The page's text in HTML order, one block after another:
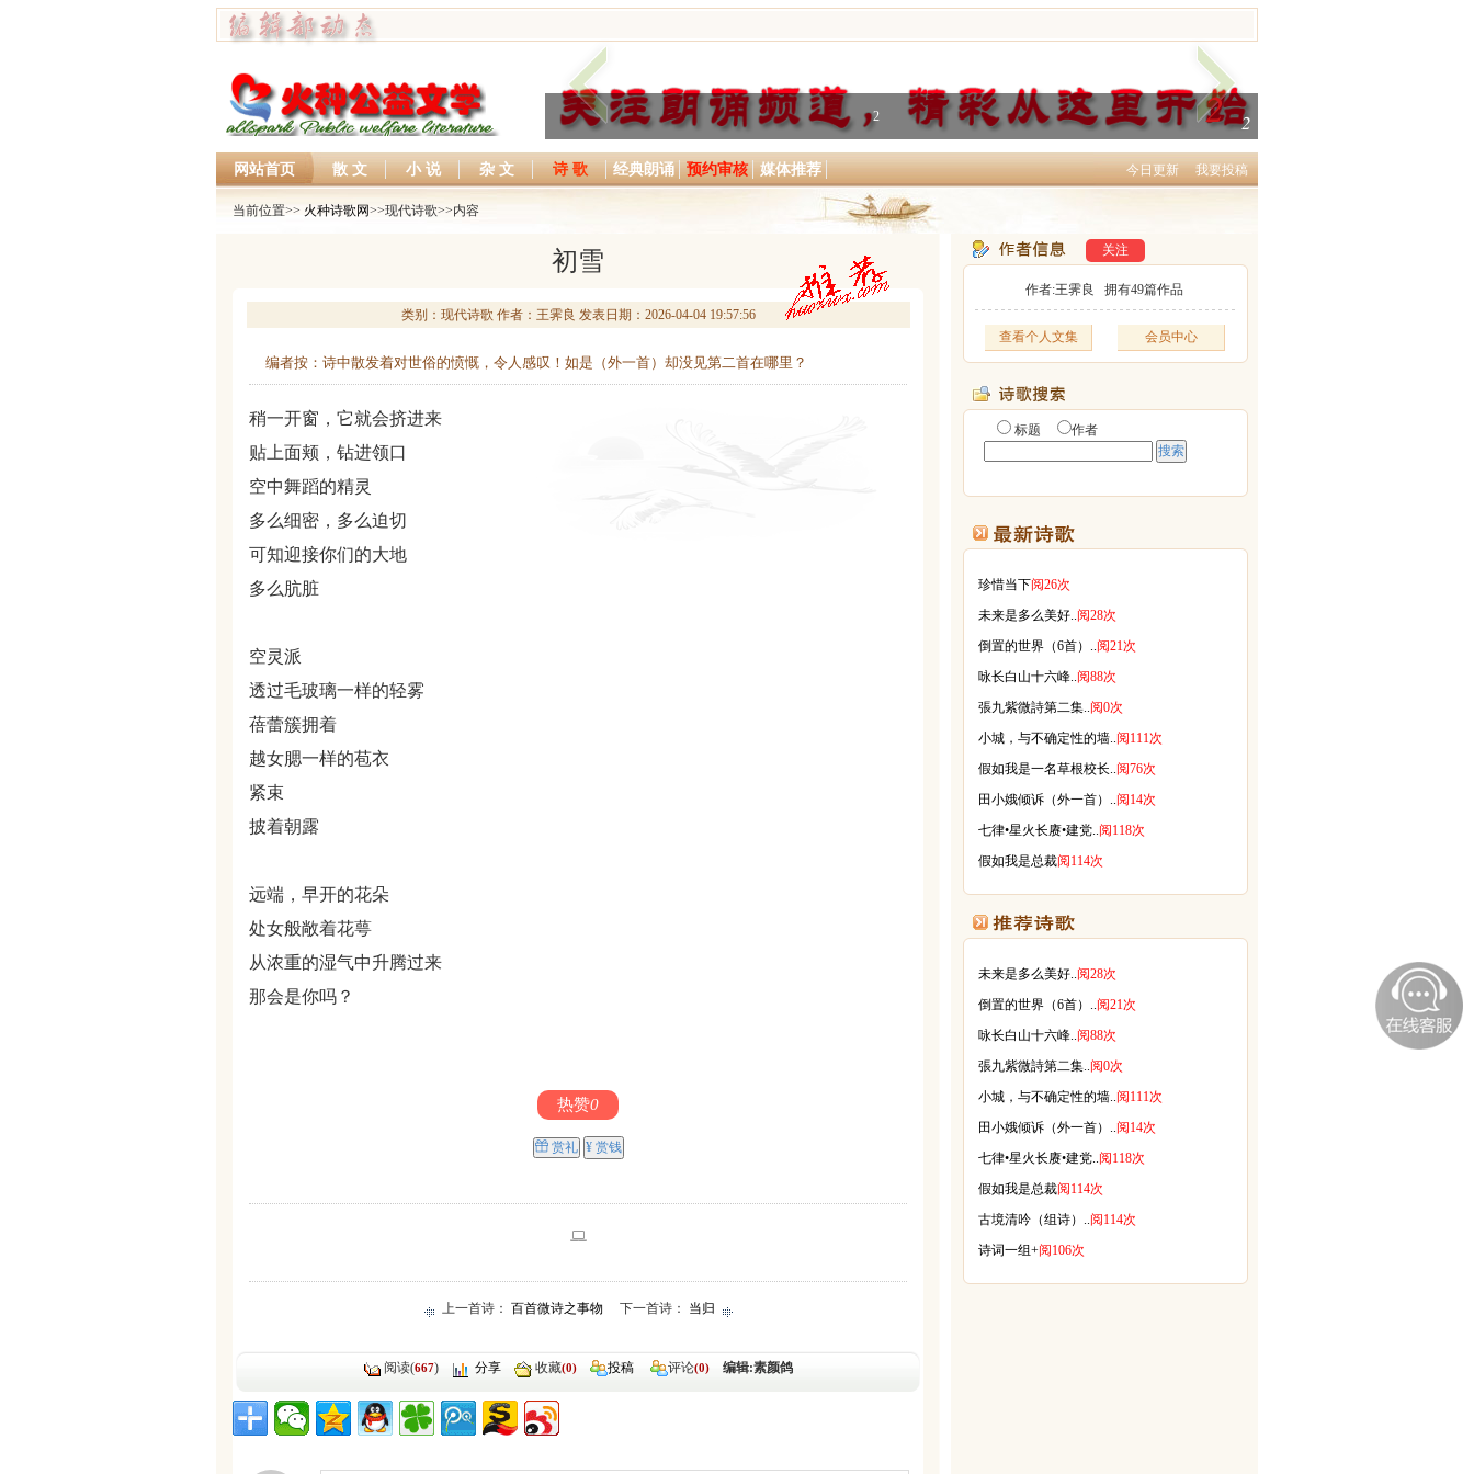
2 2 2
网站首页 散 文 小 说 杂 文 诗 歌 经典朗诵 预约审核 媒体推荐 今日更新 我要投稿
当前位置>> 火种诗歌网>>现代诗歌>>内容
初雪
类别：现代诗歌 作者：王霁良 发表日期：2026-04-04 19:57:56
编者按：诗中散发着对世俗的愤慨，令人感叹！如是（外一首）却没见第二首在哪里？
稍一开窗，它就会挤进来
贴上面颊，钻进领口
空中舞蹈的精灵
多么细密，多么迫切
可知迎接你们的大地
多么肮脏
空灵派
透过毛玻璃一样的轻雾
蓓蕾簇拥着
越女腮一样的苞衣
紧束
披着朝露
远端，早开的花朵
处女般敞着花萼
从浓重的湿气中升腾过来
那会是你吗？
热赞0
赏礼 ¥ 赏钱
上一首诗： 百首微诗之事物 下一首诗： 当归
阅读(667) 分享 收藏(0) 投稿 评论(0) 编辑:素颜鸽
关注
作者:王霁良 拥有49篇作品
查看个人文集 会员中心
标题 作者
珍惜当下阅26次
未来是多么美好..阅28次
倒置的世界（6首）..阅21次
咏长白山十六峰..阅88次
張九紫微詩第二集..阅0次
小城，与不确定性的墙..阅111次
假如我是一名草根校长..阅76次
田小娥倾诉（外一首）..阅14次
七律•星火长赓•建党..阅118次
假如我是总裁阅114次
未来是多么美好..阅28次
倒置的世界（6首）..阅21次
咏长白山十六峰..阅88次
張九紫微詩第二集..阅0次
小城，与不确定性的墙..阅111次
田小娥倾诉（外一首）..阅14次
七律•星火长赓•建党..阅118次
假如我是总裁阅114次
古境清吟（组诗）..阅114次
诗词一组+阅106次